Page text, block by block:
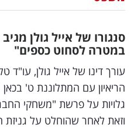
דיגיטל
וטק
שיווק
ופרסום
במטרה לסחוט כספים"
עורך דינו של אייל גולן,
גלויות על פרשת "משחקי
וזאת לאחר שהוחלט על